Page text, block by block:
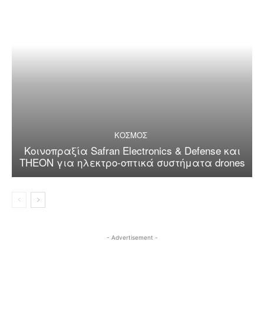
ΚΟΣΜΟΣ
Κοινοπραξία Safran Electronics & Defense και
THEON για ηλεκτρο-οπτικά συστήματα drones
- Advertisement -